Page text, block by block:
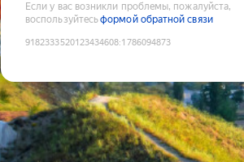
Если у вас возникли проблемы, пожалуйста,
воспользуйтесьформой обратной связи
9182333520123434608:1786094873